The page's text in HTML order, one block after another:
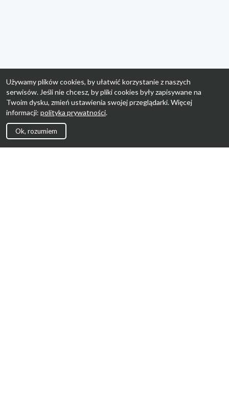
Używamy plików cookies, by ułatwić korzystanie z naszych
serwisów. Jeśli nie chcesz, by pliki cookies były zapisywane na
Twoim dysku, zmień ustawienia swojej przeglądarki. Więcej
informacji: polityka prywatności.
Ok, rozumiem